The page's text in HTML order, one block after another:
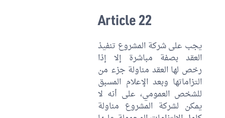
Article 22
يجب على شركة المشروع تنفيذ
العقد بصفة مباشرة إلا إذا
رخص لها العقد مناولة جزء من
التزاماتها وبعد الإعلام المسبق
للشخص العمومي، على أنه لا
يمكن لشركة المشروع مناولة